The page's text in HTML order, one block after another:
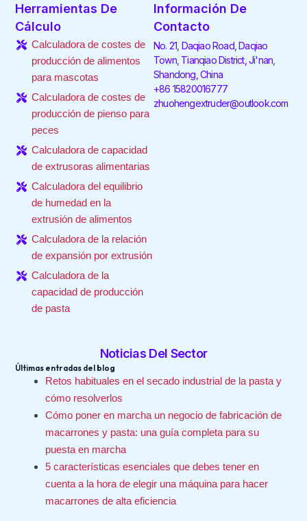
b
k
-
t
n
-
a
g
r
a
m
o
k
u
Herramientas De
Cálculo
Calculadora de costes de
producción de alimentos
para mascotas
Calculadora de costes de
producción de pienso para
peces
Calculadora de capacidad
de extrusoras alimentarias
Calculadora del equilibrio
de humedad en la
extrusión de alimentos
Calculadora de la relación
de expansión por extrusión
Calculadora de la
capacidad de producción
de pasta
Información De
Contacto
No. 21, Daqiao Road, Daqiao
Town, Tianqiao District, Ji'nan,
Shandong, China
+86 15820016777
zhuohengextruder@outlook.com
Noticias Del Sector
Últimas entradas del blog
Retos habituales en el secado industrial de la pasta y
cómo resolverlos
Cómo poner en marcha un negocio de fabricación de
macarrones y pasta: una guía completa para su
puesta en marcha
5 características esenciales que debes tener en
cuenta a la hora de elegir una máquina para hacer
macarrones de alta eficiencia